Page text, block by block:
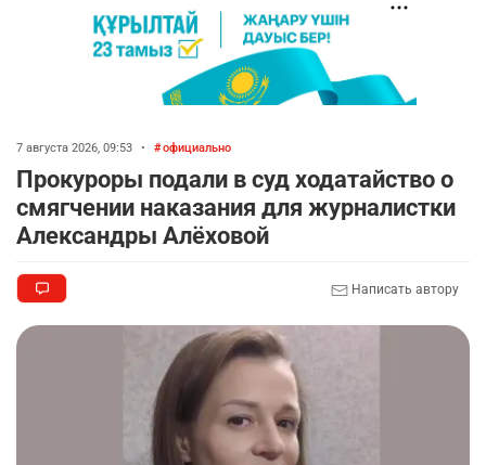
7 августа 2026, 09:53 • официально
Прокуроры подали в суд ходатайство о
смягчении наказания для журналистки
Александры Алёховой
Написать автору